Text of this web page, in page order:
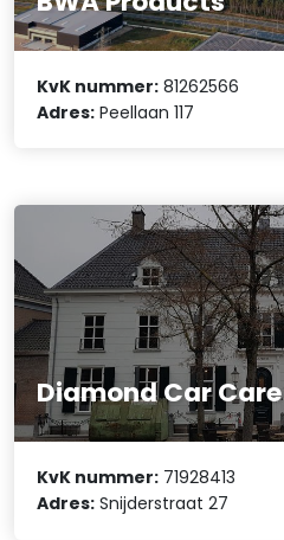
KvK nummer: 81262566
Adres: Peellaan 117
Diamond Car Care
KvK nummer: 71928413
Adres: Snijderstraat 27